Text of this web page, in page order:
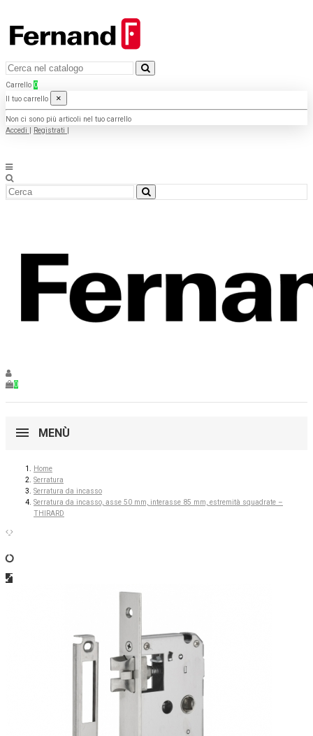
Carrello 0
Il tuo carrello
×
Non ci sono più articoli nel tuo carrello
Accedi
Registrati
0
MENÙ
Home
Serratura
Serratura da incasso
Serratura da incasso, asse 50 mm, interasse 85 mm, estremità squadrate –
THIRARD